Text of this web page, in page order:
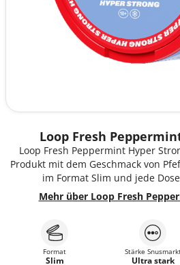
Loop Fresh
Loop Fresh Peppermint Hyper
Produkt mit dem Geschmack von
im Format Slim und jede
Mehr über Loop Fresh
Format
Slim
Stärke
Ultra stark